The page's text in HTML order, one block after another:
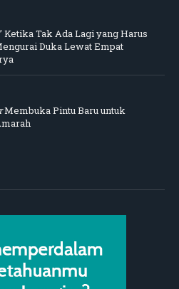
Ketika Tak Ada Lagi yang Harus
Duka Lewat Empat
Membuka Pintu Baru untuk